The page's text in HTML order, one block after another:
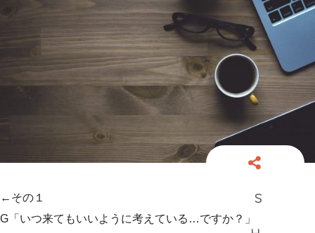
←その１
G「いつ来てもいいように考えている…ですか？」